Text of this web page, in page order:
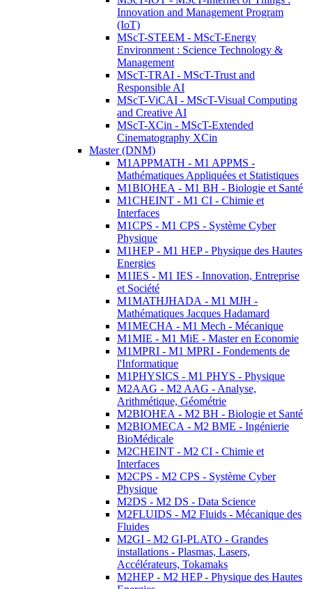
Innovation and Management Program
(IoT)
MScT-STEEM - MScT-Energy
Environment : Science Technology &
Management
MScT-TRAI - MScT-Trust and
Responsible AI
MScT-ViCAI - MScT-Visual Computing
and Creative AI
MScT-XCin - MScT-Extended
Cinematography XCin
Master (DNM)
M1APPMATH - M1 APPMS -
Mathématiques Appliquées et Statistiques
M1BIOHEA - M1 BH - Biologie et Santé
M1CHEINT - M1 CI - Chimie et
Interfaces
M1CPS - M1 CPS - Système Cyber
Physique
M1HEP - M1 HEP - Physique des Hautes
Energies
M1IES - M1 IES - Innovation, Entreprise
et Société
M1MATHJHADA - M1 MJH -
Mathématiques Jacques Hadamard
M1MECHA - M1 Mech - Mécanique
M1MIE - M1 MiE - Master en Economie
M1MPRI - M1 MPRI - Fondements de
l'Informatique
M1PHYSICS - M1 PHYS - Physique
M2AAG - M2 AAG - Analyse,
Arithmétique, Géométrie
M2BIOHEA - M2 BH - Biologie et Santé
M2BIOMECA - M2 BME - Ingénierie
BioMédicale
M2CHEINT - M2 CI - Chimie et
Interfaces
M2CPS - M2 CPS - Système Cyber
Physique
M2DS - M2 DS - Data Science
M2FLUIDS - M2 Fluids - Mécanique des
Fluides
M2GI - M2 GI-PLATO - Grandes
installations - Plasmas, Lasers,
Accélérateurs, Tokamaks
M2HEP - M2 HEP - Physique des Hautes